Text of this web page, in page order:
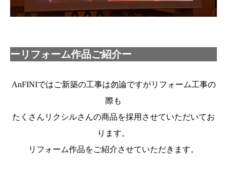
ーリフォーム作品ご紹介ー
AnFINIではご新築の工事は勿論ですがリフォーム工事の
際も
たくさんリクシルさんの商品を採用させていただいてお
ります。
リフォーム作品をご紹介させていただきます。